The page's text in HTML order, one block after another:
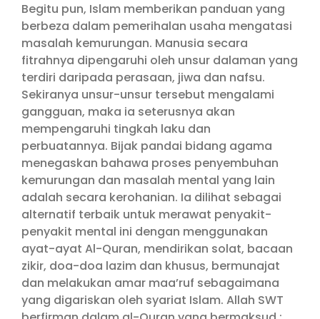
Begitu pun, Islam memberikan panduan yang
berbeza dalam pemerihalan usaha mengatasi
masalah kemurungan. Manusia secara
fitrahnya dipengaruhi oleh unsur dalaman yang
terdiri daripada perasaan, jiwa dan nafsu.
Sekiranya unsur-unsur tersebut mengalami
gangguan, maka ia seterusnya akan
mempengaruhi tingkah laku dan
perbuatannya. Bijak pandai bidang agama
menegaskan bahawa proses penyembuhan
kemurungan dan masalah mental yang lain
adalah secara kerohanian. Ia dilihat sebagai
alternatif terbaik untuk merawat penyakit-
penyakit mental ini dengan menggunakan
ayat-ayat Al-Quran, mendirikan solat, bacaan
zikir, doa-doa lazim dan khusus, bermunajat
dan melakukan amar maa’ruf sebagaimana
yang digariskan oleh syariat Islam. Allah SWT